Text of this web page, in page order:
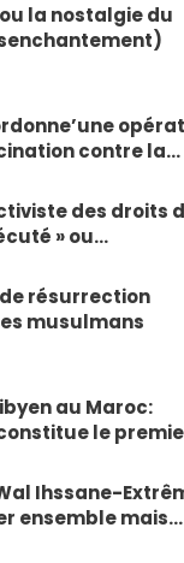
la nostalgie du
contre la…
des droits
» ou…
de résurrection
musulmans
au Maroc:
le
Ihssane-
ensemble mais…